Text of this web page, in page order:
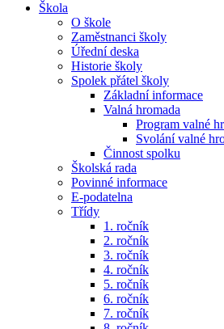
Škola
O škole
Zaměstnanci školy
Úřední deska
Historie školy
Spolek přátel školy
Základní informace
Valná hromada
Program valné
Svolání valné
Činnost spolku
Školská rada
Povinné informace
E-podatelna
Třídy
1. ročník
2. ročník
3. ročník
4. ročník
5. ročník
6. ročník
7. ročník